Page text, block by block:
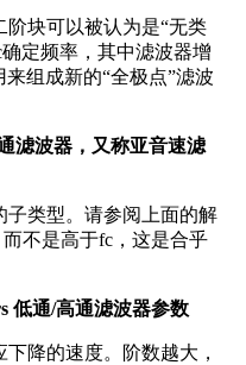
块可以被认为是“无类
定频率，其中滤波器增
组成新的“全极点”滤波
滤波器，又称亚音速滤
子类型。请参阅上面的解
不是高于fc，这是合乎
低通/高通滤波器参数
降的速度。阶数越大，